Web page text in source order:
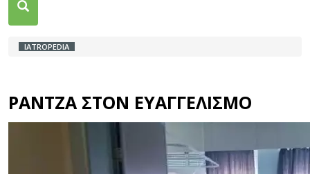
IATROPEDIA
ΡΑΝΤΖΑ ΣΤΟΝ ΕΥΑΓΓΕΛΙΣΜΟ